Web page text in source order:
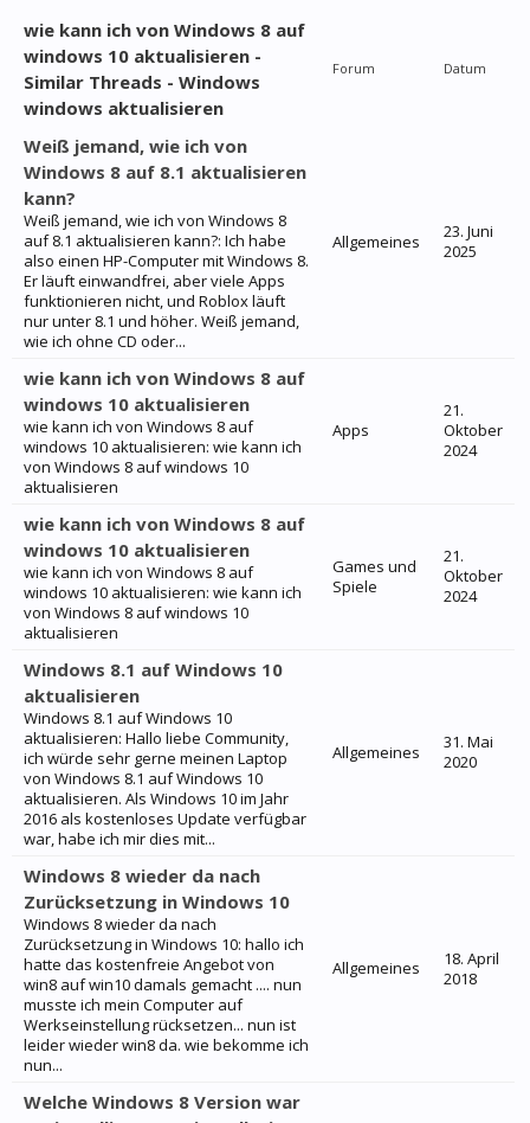
wie kann ich von Windows 8 auf
windows 10 aktualisieren -
Similar Threads - Windows
windows aktualisieren
Forum Datum
Weiß jemand, wie ich von
Windows 8 auf 8.1 aktualisieren
kann?
Weiß jemand, wie ich von Windows 8
auf 8.1 aktualisieren kann?: Ich habe
also einen HP-Computer mit Windows 8.
Er läuft einwandfrei, aber viele Apps
funktionieren nicht, und Roblox läuft
nur unter 8.1 und höher. Weiß jemand,
wie ich ohne CD oder...
Allgemeines
23. Juni
2025
wie kann ich von Windows 8 auf
windows 10 aktualisieren
wie kann ich von Windows 8 auf
windows 10 aktualisieren: wie kann ich
von Windows 8 auf windows 10
aktualisieren
Apps
21.
Oktober
2024
wie kann ich von Windows 8 auf
windows 10 aktualisieren
wie kann ich von Windows 8 auf
windows 10 aktualisieren: wie kann ich
von Windows 8 auf windows 10
aktualisieren
Games und
Spiele
21.
Oktober
2024
Windows 8.1 auf Windows 10
aktualisieren
Windows 8.1 auf Windows 10
aktualisieren: Hallo liebe Community,
ich würde sehr gerne meinen Laptop
von Windows 8.1 auf Windows 10
aktualisieren. Als Windows 10 im Jahr
2016 als kostenloses Update verfügbar
war, habe ich mir dies mit...
Allgemeines
31. Mai
2020
Windows 8 wieder da nach
Zurücksetzung in Windows 10
Windows 8 wieder da nach
Zurücksetzung in Windows 10: hallo ich
hatte das kostenfreie Angebot von
win8 auf win10 damals gemacht .... nun
musste ich mein Computer auf
Werkseinstellung rücksetzen... nun ist
leider wieder win8 da. wie bekomme ich
nun...
Allgemeines
18. April
2018
Welche Windows 8 Version war